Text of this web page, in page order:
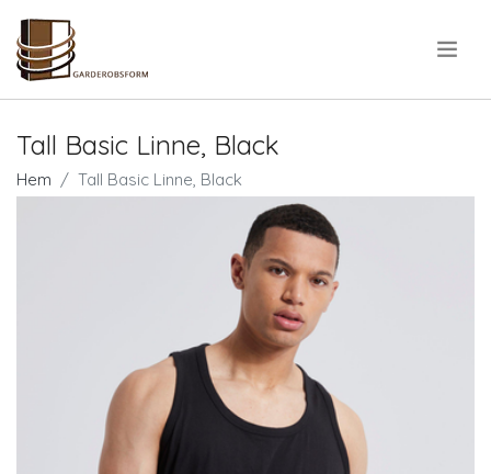
Tall Basic Linne, Black
Hem Tall Basic Linne, Black